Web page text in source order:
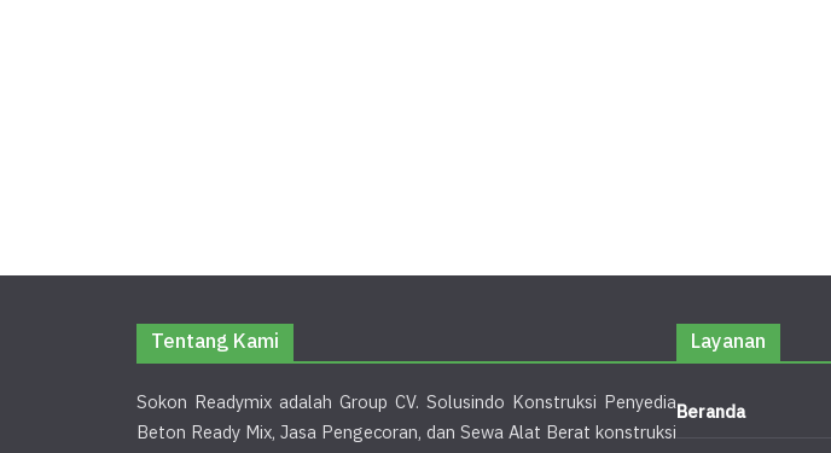
Tentang Kami
Sokon Readymix adalah Group CV. Solusindo Konstruksi Penyedia
Beton Ready Mix, Jasa Pengecoran, dan Sewa Alat Berat konstruksi
Layanan
Beranda